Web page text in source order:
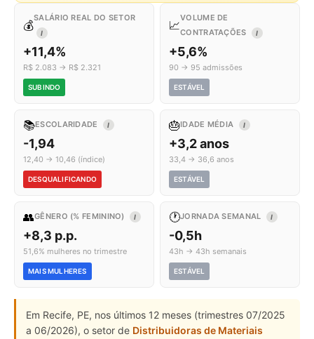
💰
SALÁRIO REAL DO SETOR
I
+11,4%
R$ 2.083 → R$ 2.321
SUBINDO
📈
VOLUME DE
CONTRATAÇÕES
I
+5,6%
90 → 95 admissões
ESTÁVEL
📚ESCOLARIDADE I
-1,94
12,40 → 10,46 (índice)
DESQUALIFICANDO
🎂IDADE MÉDIA I
+3,2 anos
33,4 → 36,6 anos
ESTÁVEL
👥GÊNERO (% FEMININO) I
+8,3 p.p.
51,6% mulheres no trimestre
MAIS MULHERES
🕐JORNADA SEMANAL I
-0,5h
43h → 43h semanais
ESTÁVEL
Em Recife, PE, nos últimos 12 meses (trimestres 07/2025
a 06/2026), o setor de Distribuidoras de Materiais